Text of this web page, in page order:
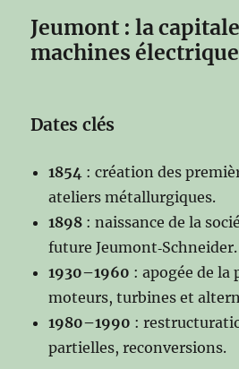
Jeumont : la
machines
Dates clés
1854 : création des
ateliers métallurgiques.
1898 : naissance de la
future Jeumont‑Schneider.
1930–1960 : apogée de la
moteurs, turbines et
1980–1990 :
partielles, reconversions.